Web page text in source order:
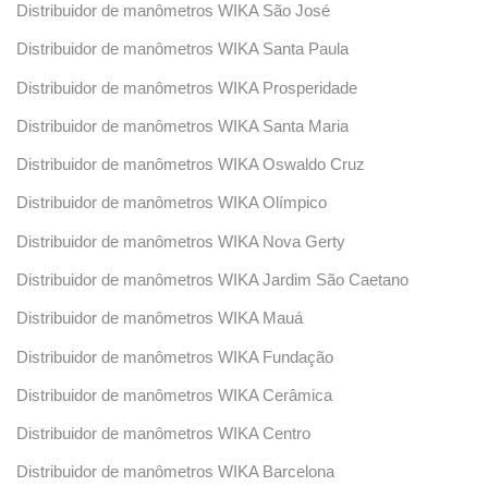
Distribuidor de manômetros WIKA São José
Distribuidor de manômetros WIKA Santa Paula
Distribuidor de manômetros WIKA Prosperidade
Distribuidor de manômetros WIKA Santa Maria
Distribuidor de manômetros WIKA Oswaldo Cruz
Distribuidor de manômetros WIKA Olímpico
Distribuidor de manômetros WIKA Nova Gerty
Distribuidor de manômetros WIKA Jardim São Caetano
Distribuidor de manômetros WIKA Mauá
Distribuidor de manômetros WIKA Fundação
Distribuidor de manômetros WIKA Cerâmica
Distribuidor de manômetros WIKA Centro
Distribuidor de manômetros WIKA Barcelona